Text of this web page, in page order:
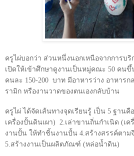
ครูไผ่บอกว่า ส่วนหนึ่งนอกเหนือจากการบ
เปิดให้เข้าศึกษาดูงานเป็นหมู่คณะ 50 คนขึ้
คนละ 150-200 บาท มีอาหารว่าง อาหาร
รามิก หรืองานวาดของตนเองกลับบ้าน
ครูไผ่ ได้จัดเส้นทางจุดเรียนรู้ เป็น 5 ฐานคือ
เครื่องปั้นดินเผา)
2. เล่าขานถิ่นกำเนิด (เค
งานปั้น ให้ทำชิ้นงานปั้น 4 .สร้างสรรค์ตา
5. สร้างงานเป็นผลิตภัณฑ์ (หล่อน้ำดิน)